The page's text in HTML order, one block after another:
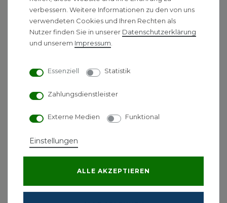
Pumpen bis5m vertikal oder 100m
horizontal
Funktionsprinzip:
durch dasEdelstahl-Schneidwerk
dann alsdünnflüssiges Medium
Technische Daten Hebeanlage:
Modell:
22/28/32 mm
Motorstrom
400W
verbessern. Weitere Informationen zu den von uns
verwendeten Cookies und Ihren Rechten als
Nutzer finden Sie in unserer Daten­schutz­erklärung
und unserem Impressum
Essenziell Statistik
Zahlungsdienstleister
Externe Medien Funktional
Einstellungen
ALLE AKZEPTIEREN